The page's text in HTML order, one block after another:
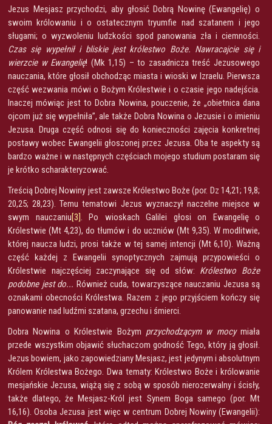
Jezus Mesjasz przychodzi, aby głosić Dobrą Nowinę (Ewangelię) o
swoim królowaniu i o ostatecznym tryumfie nad szatanem i jego
sługami; o wyzwoleniu ludzkości spod panowania zła i ciemności.
Czas się wypełnił i bliskie jest królestwo Boże. Nawracajcie się i
wierzcie w Ewangelię! (Mk 1,15) – to zasadnicza treść Jezusowego
nauczania, które głosił obchodząc miasta i wioski w Izraelu. Pierwsza
część wezwania mówi o Bożym Królestwie i o czasie jego nadejścia.
Inaczej mówiąc jest to Dobra Nowina, pouczenie, że „obietnica dana
ojcom już się wypełniła”, ale także Dobra Nowina o Jezusie i o imieniu
Jezusa. Druga część odnosi się do konieczności zajęcia konkretnej
postawy wobec Ewangelii głoszonej przez Jezusa. Oba te aspekty są
bardzo ważne i w następnych częściach mojego studium postaram się
je krótko scharakteryzować.
Treścią Dobrej Nowiny jest zawsze Królestwo Boże (por. Dz 14,21; 19,8;
20,25; 28,23). Temu tematowi Jezus wyznaczył naczelne miejsce w
swym nauczaniu[3]. Po wioskach Galilei głosi on Ewangelię o
Królestwie (Mt 4,23), do tłumów i do uczniów (Mt 9,35). W modlitwie,
której naucza ludzi, prosi także w tej samej intencji (Mt 6,10). Ważną
część każdej z Ewangelii synoptycznych zajmują przypowieści o
Królestwie najczęściej zaczynające się od słów: Królestwo Boże
podobne jest do... Również cuda, towarzyszące nauczaniu Jezusa są
oznakami obecności Królestwa. Razem z jego przyjściem kończy się
panowanie nad ludźmi szatana, grzechu i śmierci.
Dobra Nowina o Królestwie Bożym przychodzącym w mocy miała
przede wszystkim objawić słuchaczom godność Tego, który ją głosił.
Jezus bowiem, jako zapowiedziany Mesjasz, jest jedynym i absolutnym
Królem Królestwa Bożego. Dwa tematy: Królestwo Boże i królowanie
mesjańskie Jezusa, wiążą się z sobą w sposób nierozerwalny i ścisły,
także dlatego, że Mesjasz-Król jest Synem Boga samego (por. Mt
16,16). Osoba Jezusa jest więc w centrum Dobrej Nowiny (Ewangelii):